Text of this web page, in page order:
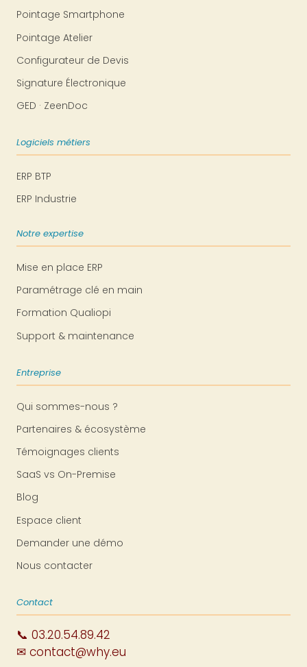
Pointage Smartphone
Pointage Atelier
Configurateur de Devis
Signature Électronique
GED · ZeenDoc
Logiciels métiers
ERP BTP
ERP Industrie
Notre expertise
Mise en place ERP
Paramétrage clé en main
Formation Qualiopi
Support & maintenance
Entreprise
Qui sommes-nous ?
Partenaires & écosystème
Témoignages clients
SaaS vs On-Premise
Blog
Espace client
Demander une démo
Nous contacter
Contact
📞 03.20.54.89.42
✉ contact@why.eu